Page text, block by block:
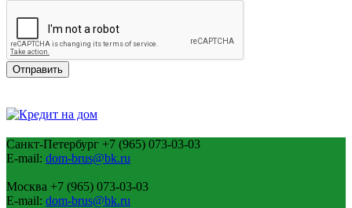
Санкт-Петербург +7 (965) 073-03-03
E-mail: dom-brus@bk.ru
Москва +7 (965) 073-03-03
E-mail: dom-brus@bk.ru